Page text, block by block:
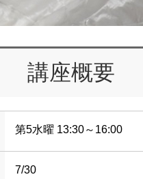
講座概要
第5水曜 13:30～16:00
7/30